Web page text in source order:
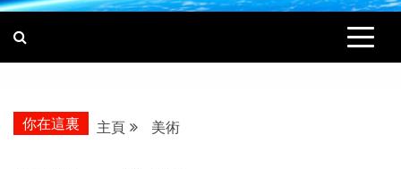
你在這裏 主頁 美術